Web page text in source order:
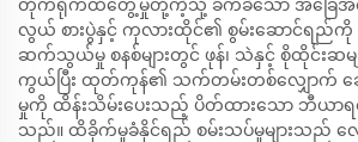
တိုက်ရိုက်ထိတွေ့မှုတို့ကဲ့သို့ ခက်ခဲသော အခြေအန
လွယ် စားပွဲနှင့် ကုလားထိုင်၏ စွမ်းဆောင်ရည်
ဆက်သွယ်မှု စနစ်များတွင် ဖုန်၊ သဲနှင့် စိုထိုင်းဆမ
ကွယ်ပြီး ထုတ်ကုန်၏ သက်တမ်းတစ်လျှောက် ချ
မှုကို ထိန်းသိမ်းပေးသည့် ပိတ်ထားသော ဘီယာရင်း
သည်။ ထိခိုက်မှုခံနိုင်ရည် စမ်းသပ်မှုများသည် လေ